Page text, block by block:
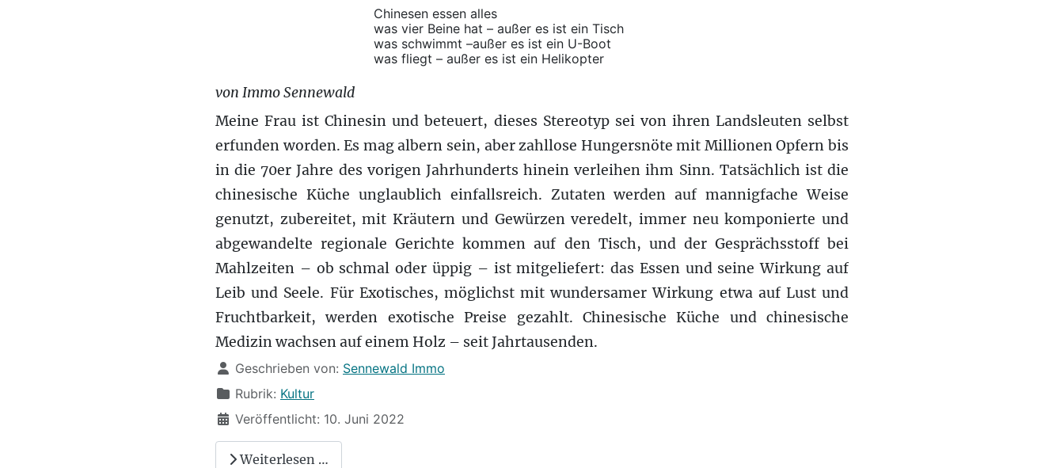
Chinesen essen alles
was vier Beine hat – außer es ist ein Tisch
was schwimmt –außer es ist ein U-Boot
was fliegt – außer es ist ein Helikopter
von Immo Sennewald
Meine Frau ist Chinesin und beteuert, dieses Stereotyp sei von ihren Landsleuten selbst
erfunden worden. Es mag albern sein, aber zahllose Hungersnöte mit Millionen Opfern bis
in die 70er Jahre des vorigen Jahrhunderts hinein verleihen ihm Sinn. Tatsächlich ist die
chinesische Küche unglaublich einfallsreich. Zutaten werden auf mannigfache Weise
genutzt, zubereitet, mit Kräutern und Gewürzen veredelt, immer neu komponierte und
abgewandelte regionale Gerichte kommen auf den Tisch, und der Gesprächsstoff bei
Mahlzeiten – ob schmal oder üppig – ist mitgeliefert: das Essen und seine Wirkung auf
Leib und Seele. Für Exotisches, möglichst mit wundersamer Wirkung etwa auf Lust und
Fruchtbarkeit, werden exotische Preise gezahlt. Chinesische Küche und chinesische
Medizin wachsen auf einem Holz – seit Jahrtausenden.
DetailsGeschrieben von: Sennewald Immo
Rubrik: Kultur
Veröffentlicht: 10. Juni 2022
Weiterlesen …